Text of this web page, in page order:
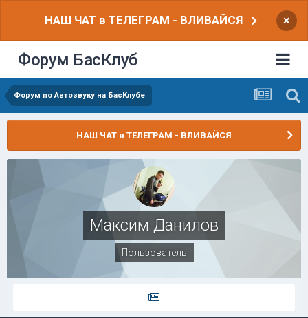
НАШ ЧАТ в ТЕЛЕГРАМ - ВЛИВАЙСЯ ×
Форум БасКлуб
Форум по Автозвуку на БасКлубе
НАШ ЧАТ в ТЕЛЕГРАМ - ВЛИВАЙСЯ
Максим Данилов
Пользователь